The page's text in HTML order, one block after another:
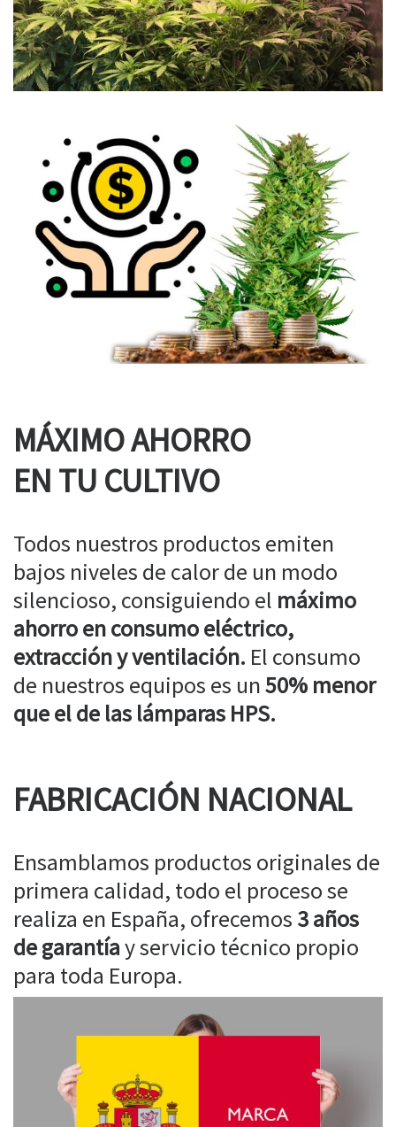
MÁXIMO AHORRO
EN TU CULTIVO
Todos nuestros productos emiten
bajos niveles de calor de un modo
silencioso, consiguiendo el máximo
ahorro en consumo eléctrico,
extracción y ventilación. El consumo
de nuestros equipos es un50% menor
que el de las lámparas HPS.
FABRICACIÓN NACIONAL
Ensamblamos productos originales de
primera calidad, todo el proceso se
realiza en España, ofrecemos 3 años
de garantíay servicio técnico propio
para toda Europa.